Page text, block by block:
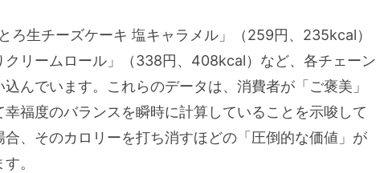
ろ生チーズケーキ 塩キャラメル」（259円、235kcal）
リームロール」（338円、408kcal）など、各チェーン
んでいます。これらのデータは、消費者が「ご褒美」
福度のバランスを瞬時に計算していることを示唆して
、そのカロリーを打ち消すほどの「圧倒的な価値」が
。